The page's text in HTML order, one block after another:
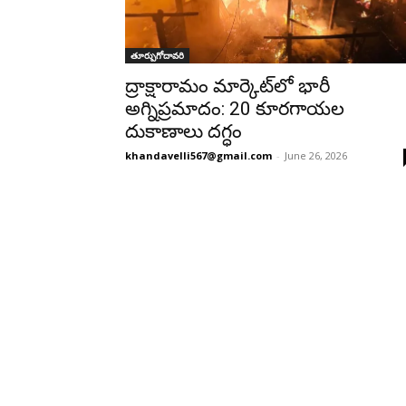
తూర్పుగోదావరి
ద్రాక్షారామం మార్కెట్‌లో భారీ
అగ్నిప్రమాదం: 20 కూరగాయల
దుకాణాలు దగ్ధం
khandavelli567@gmail.com - June 26, 2026